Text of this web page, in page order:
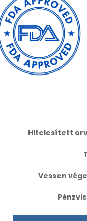
Hitelesített
Vessen